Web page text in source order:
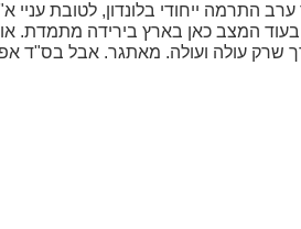
התרמה ייחודי בלונדון, לטובת עניי
בעוד המצב כאן בארץ בירידה מתמדת.
שרק עולה ועולה. מאתגר. אבל בס"ד